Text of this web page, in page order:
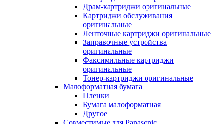
Драм-картриджи оригинальные
Картриджи обслуживания
оригинальные
Ленточные картриджи оригинальные
Заправочные устройства
оригинальные
Факсимильные картриджи
оригинальные
Тонер-картриджи оригинальные
Малоформатная бумага
Пленки
Бумага малоформатная
Другое
Совместимые для Panasonic